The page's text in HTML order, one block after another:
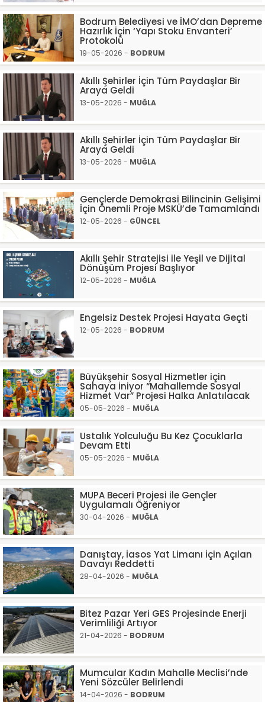
Bodrum Belediyesi ve İMO’dan Depreme
Hazırlık İçin ‘Yapı Stoku Envanteri’
Protokolü
19-05-2026 - BODRUM
Akıllı Şehirler İçin Tüm Paydaşlar Bir
Araya Geldi
13-05-2026 - MUĞLA
Akıllı Şehirler İçin Tüm Paydaşlar Bir
Araya Geldi
13-05-2026 - MUĞLA
Gençlerde Demokrasi Bilincinin Gelişimi
İçin Önemli Proje MSKÜ’de Tamamlandı
12-05-2026 - GÜNCEL
Akıllı Şehir Stratejisi ile Yeşil ve Dijital
Dönüşüm Projesi Başlıyor
12-05-2026 - MUĞLA
Engelsiz Destek Projesi Hayata Geçti
12-05-2026 - BODRUM
Büyükşehir Sosyal Hizmetler için
Sahaya İniyor “Mahallemde Sosyal
Hizmet Var” Projesi Halka Anlatılacak
05-05-2026 - MUĞLA
Ustalık Yolculuğu Bu Kez Çocuklarla
Devam Etti
05-05-2026 - MUĞLA
MUPA Beceri Projesi ile Gençler
Uygulamalı Öğreniyor
30-04-2026 - MUĞLA
Danıştay, İasos Yat Limanı İçin Açılan
Davayı Reddetti
28-04-2026 - MUĞLA
Bitez Pazar Yeri GES Projesinde Enerji
Verimliliği Artıyor
21-04-2026 - BODRUM
Mumcular Kadın Mahalle Meclisi’nde
Yeni Sözcüler Belirlendi
14-04-2026 - BODRUM